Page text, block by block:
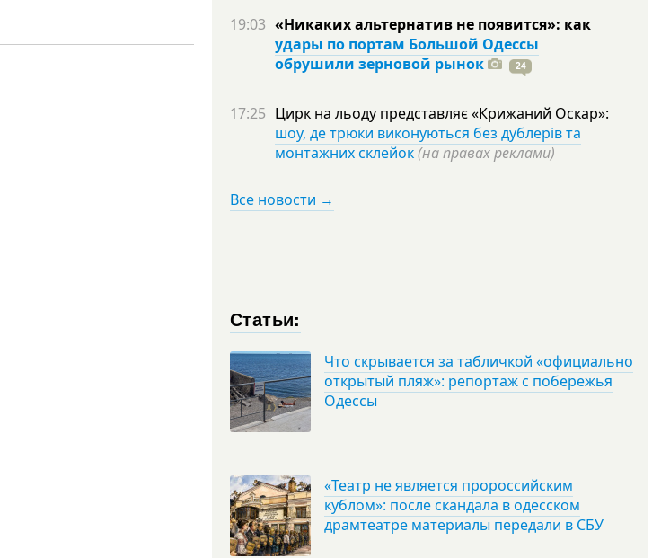
19:03 «Никаких альтернатив не появится»: как
удары по портам Большой Одессы
обрушили зерновой рынок
24
17:25 Цирк на льоду представляє «Крижаний Оскар»:
шоу, де трюки виконуються без дублерів та
монтажних склейок(на правах реклами)
Все новости →
Статьи:
Что скрывается за табличкой «официально
открытый пляж»: репортаж с побережья
Одессы
«Театр не является пророссийским
кублом»: после скандала в одесском
драмтеатре материалы передали в СБУ